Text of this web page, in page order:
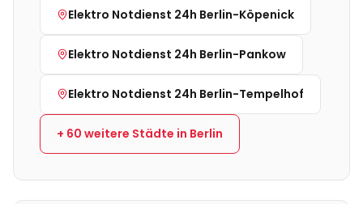
Elektro Notdienst 24h Berlin-Köpenick
Elektro Notdienst 24h Berlin-Pankow
Elektro Notdienst 24h Berlin-Tempelhof
+ 60 weitere Städte in Berlin